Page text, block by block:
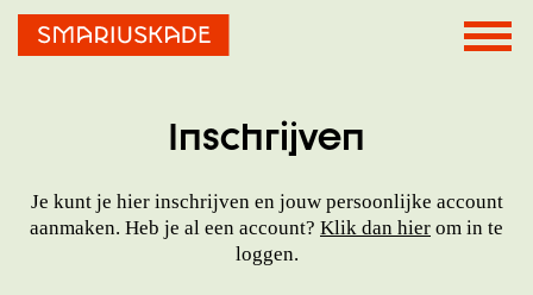
Inschrijven
Je kunt je hier inschrijven en jouw persoonlijke account
aanmaken. Heb je al een account? Klik dan hier om in te
loggen.